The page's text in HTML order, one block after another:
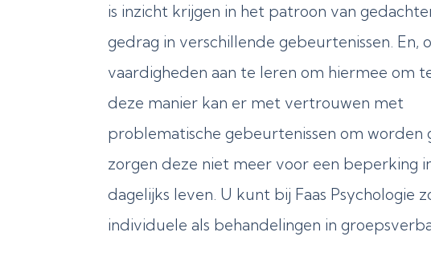
is inzicht krijgen in het patroon van
gedrag in verschillende gebeurtenissen. En,
vaardigheden aan te leren om hiermee om
deze manier kan er met vertrouwen met
problematische gebeurtenissen om worden
zorgen deze niet meer voor een beperking
dagelijks leven. U kunt bij Faas Psychologie
individuele als behandelingen in